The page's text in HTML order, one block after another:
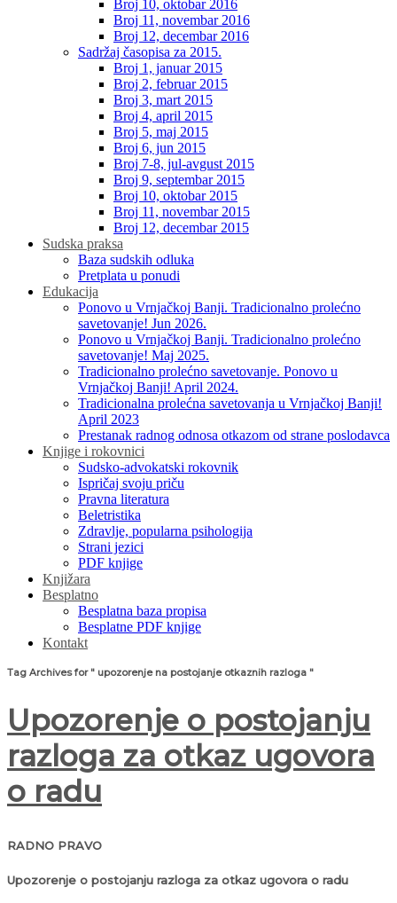
Broj 10, oktobar 2016
Broj 11, novembar 2016
Broj 12, decembar 2016
Sadržaj časopisa za 2015.
Broj 1, januar 2015
Broj 2, februar 2015
Broj 3, mart 2015
Broj 4, april 2015
Broj 5, maj 2015
Broj 6, jun 2015
Broj 7-8, jul-avgust 2015
Broj 9, septembar 2015
Broj 10, oktobar 2015
Broj 11, novembar 2015
Broj 12, decembar 2015
Sudska praksa
Baza sudskih odluka
Pretplata u ponudi
Edukacija
Ponovo u Vrnjačkoj Banji. Tradicionalno prolećno
savetovanje! Jun 2026.
Ponovo u Vrnjačkoj Banji. Tradicionalno prolećno
savetovanje! Maj 2025.
Tradicionalno prolećno savetovanje. Ponovo u
Vrnjačkoj Banji! April 2024.
Tradicionalna prolećna savetovanja u Vrnjačkoj Banji!
April 2023
Prestanak radnog odnosa otkazom od strane poslodavca
Knjige i rokovnici
Sudsko-advokatski rokovnik
Ispričaj svoju priču
Pravna literatura
Beletristika
Zdravlje, popularna psihologija
Strani jezici
PDF knjige
Knjižara
Besplatno
Besplatna baza propisa
Besplatne PDF knjige
Kontakt
Tag Archives for " upozorenje na postojanje otkaznih razloga "
Upozorenje o postojanju
razloga za otkaz ugovora
o radu
RADNO PRAVO
Upozorenje o postojanju razloga za otkaz ugovora o radu